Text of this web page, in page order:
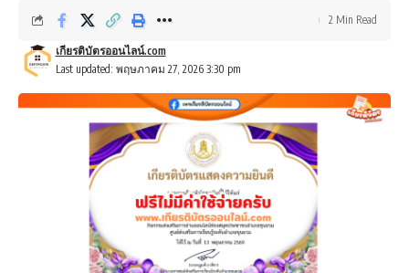
Last updated: พฤษภาคม 27, 2026 3:30 pm
เกียรติบัตรออนไลน์.com
2 Min Read